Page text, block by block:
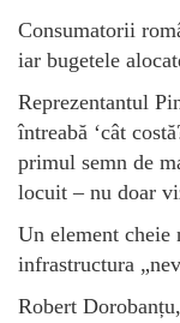
Consumatorii
iar bugetele
Reprezentantul
întreabă ‘cât
primul semn de
locuit – nu doar
Un element cheie
infrastructura
Robert